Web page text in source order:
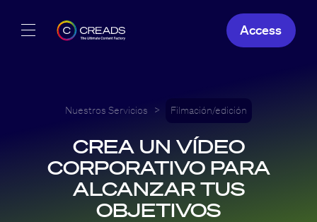
Nuestras ofertas
Access
Nuestros Servicios > Filmación/edición
CREA UN VÍDEO
CORPORATIVO PARA
ALCANZAR TUS
OBJETIVOS